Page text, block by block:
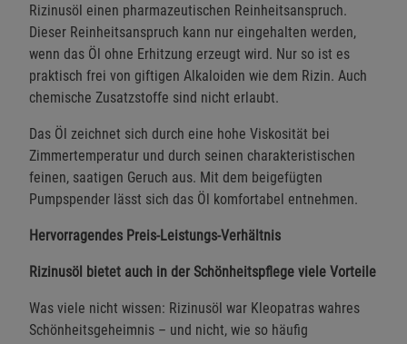
Rizinusöl einen pharmazeutischen Reinheitsanspruch.
Dieser Reinheitsanspruch kann nur eingehalten werden,
wenn das Öl ohne Erhitzung erzeugt wird. Nur so ist es
praktisch frei von giftigen Alkaloiden wie dem Rizin. Auch
chemische Zusatzstoffe sind nicht erlaubt.
Das Öl zeichnet sich durch eine hohe Viskosität bei
Zimmertemperatur und durch seinen charakteristischen
feinen, saatigen Geruch aus. Mit dem beigefügten
Pumpspender lässt sich das Öl komfortabel entnehmen.
Hervorragendes Preis-Leistungs-Verhältnis
Rizinusöl bietet auch in der Schönheitspflege viele Vorteile
Was viele nicht wissen: Rizinusöl war Kleopatras wahres
Schönheitsgeheimnis – und nicht, wie so häufig